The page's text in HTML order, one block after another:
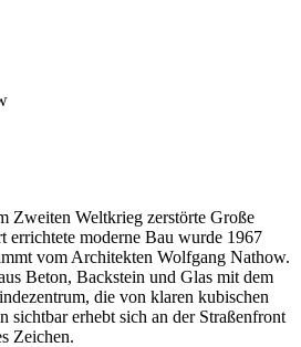
Zweiten Weltkrieg zerstörte Große
errichtete moderne Bau wurde 1967
vom Architekten Wolfgang Nathow.
Beton, Backstein und Glas mit dem
die von klaren kubischen
sichtbar erhebt sich an der Straßenfront
Zeichen.